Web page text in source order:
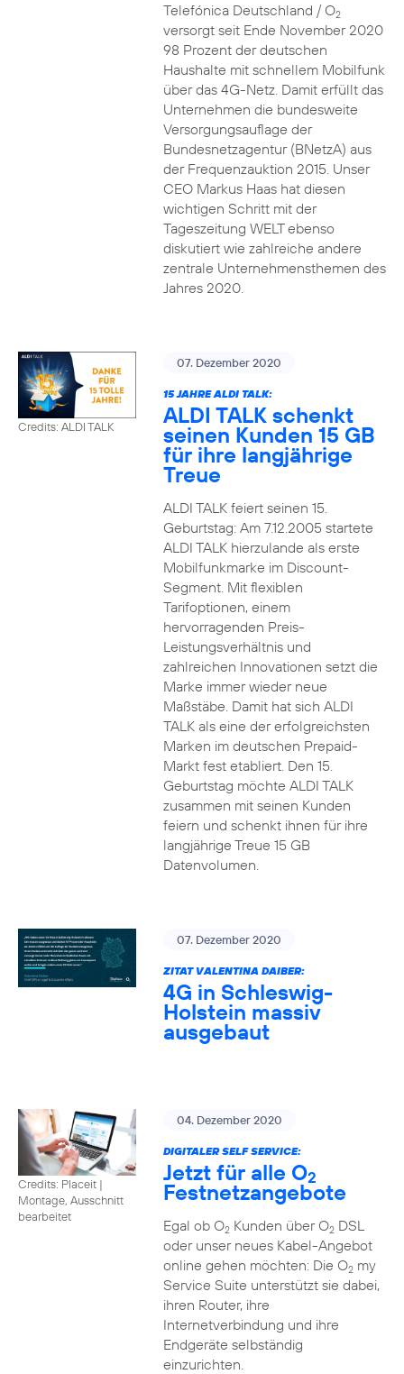
Telefónica Deutschland / O2
versorgt seit Ende November 2020
98 Prozent der deutschen
Haushalte mit schnellem Mobilfunk
über das 4G-Netz. Damit erfüllt das
Unternehmen die bundesweite
Versorgungsauflage der
Bundesnetzagentur (BNetzA) aus
der Frequenzauktion 2015. Unser
CEO Markus Haas hat diesen
wichtigen Schritt mit der
Tageszeitung WELT ebenso
diskutiert wie zahlreiche andere
zentrale Unternehmensthemen des
Jahres 2020.
Credits: ALDI TALK
07. Dezember 2020
15 JAHRE ALDI TALK:
ALDI TALK schenkt
seinen Kunden 15 GB
für ihre langjährige
Treue
ALDI TALK feiert seinen 15.
Geburtstag: Am 7.12.2005 startete
ALDI TALK hierzulande als erste
Mobilfunkmarke im Discount-
Segment. Mit flexiblen
Tarifoptionen, einem
hervorragenden Preis-
Leistungsverhältnis und
zahlreichen Innovationen setzt die
Marke immer wieder neue
Maßstäbe. Damit hat sich ALDI
TALK als eine der erfolgreichsten
Marken im deutschen Prepaid-
Markt fest etabliert. Den 15.
Geburtstag möchte ALDI TALK
zusammen mit seinen Kunden
feiern und schenkt ihnen für ihre
langjährige Treue 15 GB
Datenvolumen.
07. Dezember 2020
ZITAT VALENTINA DAIBER:
4G in Schleswig-
Holstein massiv
ausgebaut
Credits: Placeit |
Montage, Ausschnitt
bearbeitet
04. Dezember 2020
DIGITALER SELF SERVICE:
Jetzt für alle O2
Festnetzangebote
Egal ob O2Kunden über O2DSL
oder unser neues Kabel-Angebot
online gehen möchten: Die O2my
Service Suite unterstützt sie dabei,
ihren Router, ihre
Internetverbindung und ihre
Endgeräte selbständig
einzurichten.